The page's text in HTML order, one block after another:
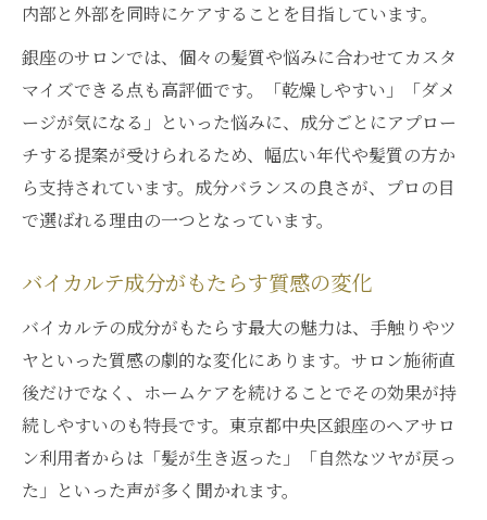
内部と外部を同時にケアすることを目指しています。
銀座のサロンでは、個々の髪質や悩みに合わせてカスタ
マイズできる点も高評価です。「乾燥しやすい」「ダメ
ージが気になる」といった悩みに、成分ごとにアプロー
チする提案が受けられるため、幅広い年代や髪質の方か
ら支持されています。成分バランスの良さが、プロの目
で選ばれる理由の一つとなっています。
バイカルテ成分がもたらす質感の変化
バイカルテの成分がもたらす最大の魅力は、手触りやツ
ヤといった質感の劇的な変化にあります。サロン施術直
後だけでなく、ホームケアを続けることでその効果が持
続しやすいのも特長です。東京都中央区銀座のヘアサロ
ン利用者からは「髪が生き返った」「自然なツヤが戻っ
た」といった声が多く聞かれます。